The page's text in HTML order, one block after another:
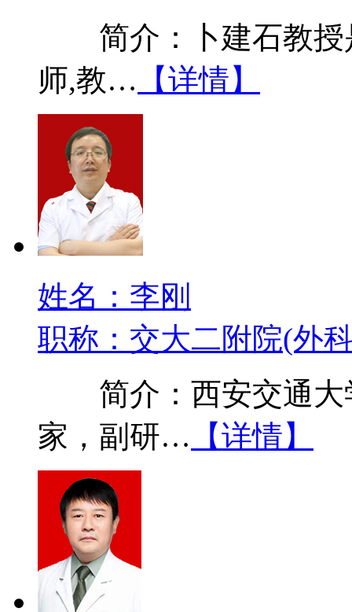
简介：卜建石教授
师,教… 【详情】
姓名：李刚
职称：交大二附院(外
简介：西安交通大
家，副研… 【详情】